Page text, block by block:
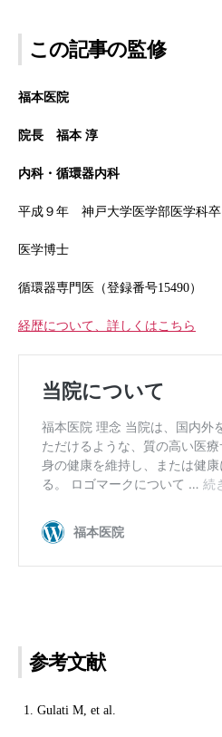
この記事の監修
福本医院
院長 福本 淳
内科・循環器内科
平成９年 神戸大学医学部医学科卒
医学博士
循環器専門医（登録番号15490）
経歴について、詳しくはこちら
参考文献
Gulati M, et al.